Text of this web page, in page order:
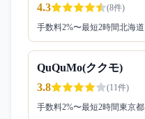
4.3
(8件)
手数料2%〜最短2時間北海道
QuQuMo(ククモ)
3.8
(11件)
手数料2%〜最短2時間東京都